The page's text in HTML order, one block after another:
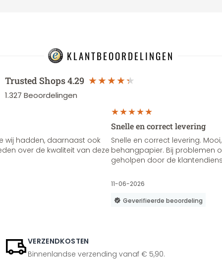
KLANTBEOORDELINGEN
Trusted Shops4.29
1.327 Beoordelingen
wij hadden, daarnaast ook
over de kwaliteit van deze
Snelle en correct levering
Snelle en correct levering.
behangpapier. Bij problemen
geholpen door de
11-06-2026
Geverifieerde beoordeling
VERZENDKOSTEN
Binnenlandse verzending vanaf € 5,90.